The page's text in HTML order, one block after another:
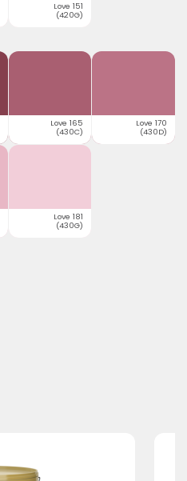
Love 151
(420G)
Love 165
(430C)
Love 170
(430D)
Love 181
(430G)